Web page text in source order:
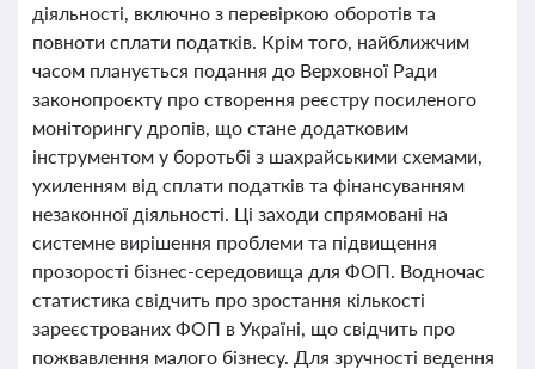
діяльності, включно з перевіркою оборотів та
повноти сплати податків. Крім того, найближчим
часом планується подання до Верховної Ради
законопроєкту про створення реєстру посиленого
моніторингу дропів, що стане додатковим
інструментом у боротьбі з шахрайськими схемами,
ухиленням від сплати податків та фінансуванням
незаконної діяльності. Ці заходи спрямовані на
системне вирішення проблеми та підвищення
прозорості бізнес-середовища для ФОП. Водночас
статистика свідчить про зростання кількості
зареєстрованих ФОП в Україні, що свідчить про
пожвавлення малого бізнесу. Для зручності ведення